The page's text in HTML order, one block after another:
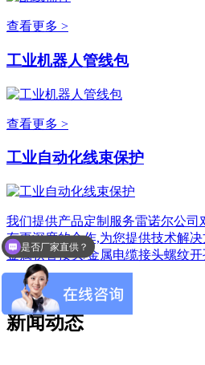
查看更多 >
工业机器人管线包
查看更多 >
工业自动化线束保护
我们提供产品定制服务雷诺尔公
有更深度的合作,为您提供技术解
金属软管接头/金属电缆接头螺纹
查看更多 >
新闻动态
是否厂家直供？